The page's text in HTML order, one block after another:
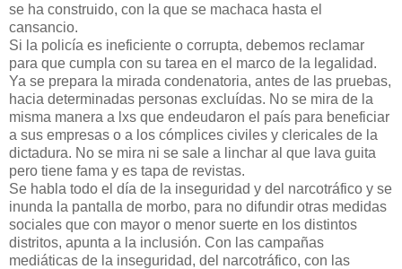
se ha construido, con la que se machaca hasta el
cansancio.
Si la policía es ineficiente o corrupta, debemos reclamar
para que cumpla con su tarea en el marco de la legalidad.
Ya se prepara la mirada condenatoria, antes de las pruebas,
hacia determinadas personas excluídas. No se mira de la
misma manera a lxs que endeudaron el país para beneficiar
a sus empresas o a los cómplices civiles y clericales de la
dictadura. No se mira ni se sale a linchar al que lava guita
pero tiene fama y es tapa de revistas.
Se habla todo el día de la inseguridad y del narcotráfico y se
inunda la pantalla de morbo, para no difundir otras medidas
sociales que con mayor o menor suerte en los distintos
distritos, apunta a la inclusión. Con las campañas
mediáticas de la inseguridad, del narcotráfico, con las